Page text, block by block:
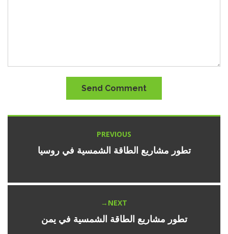
Send Comment
navigation
post:
PREVIOUS
تطور مشاريع الطاقة الشمسية في روسيا
NEXT
تطور مشاريع الطاقة الشمسية في يمن